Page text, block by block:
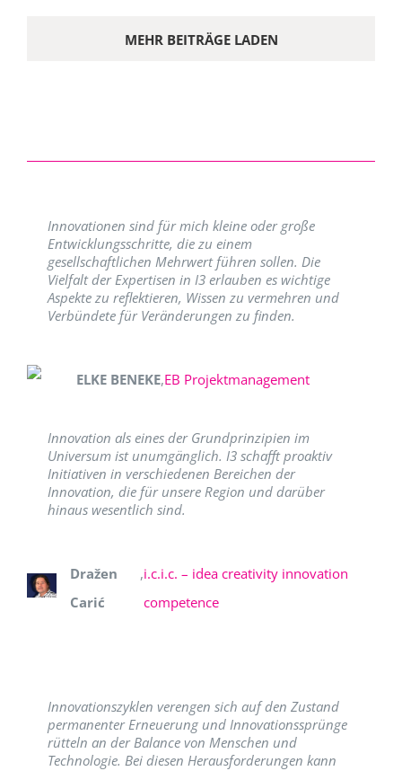
MEHR BEITRÄGE LADEN
Innovationen sind für mich kleine oder große
Entwicklungsschritte, die zu einem
gesellschaftlichen Mehrwert führen sollen. Die
Vielfalt der Expertisen in I3 erlauben es wichtige
Aspekte zu reflektieren, Wissen zu vermehren und
Verbündete für Veränderungen zu finden.
ELKE BENEKE,EB Projektmanagement
Innovation als eines der Grundprinzipien im
Universum ist unumgänglich. I3 schafft proaktiv
Initiativen in verschiedenen Bereichen der
Innovation, die für unsere Region und darüber
hinaus wesentlich sind.
Dražen
Carić
,i.c.i.c. – idea creativity innovation
competence
Innovationszyklen verengen sich auf den Zustand
permanenter Erneuerung und Innovationssprünge
rütteln an der Balance von Menschen und
Technologie. Bei diesen Herausforderungen kann